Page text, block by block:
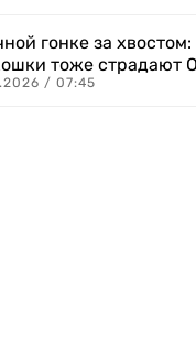
гонке за
тоже страдают
/ 07:45